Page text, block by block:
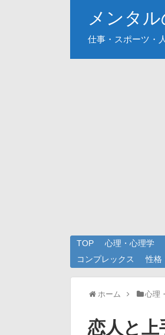
メンタ
仕事・スポーツ・
TOP 心理・心理学
コンプレックス
性格
ホーム 心理
恋人と上